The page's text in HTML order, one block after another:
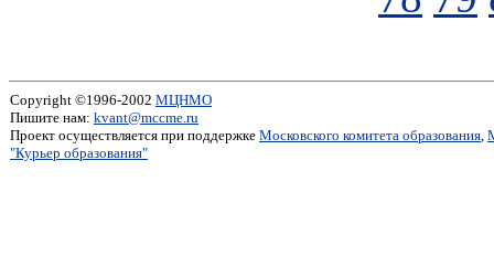
Copyright ©1996-2002 МЦНМО
Пишите нам: kvant@mccme.ru
Проект осуществляется при поддержке Московского комитета образования,
"Курьер образования"